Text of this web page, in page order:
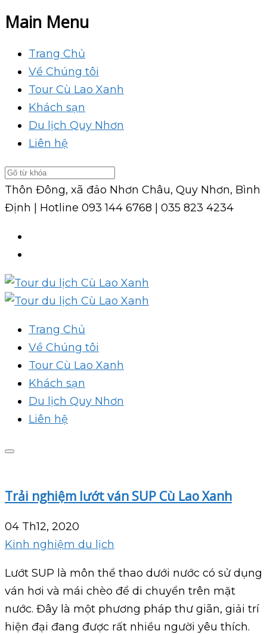
Main Menu
Trang Chủ
Về Chúng tôi
Tour Cù Lao Xanh
Khách sạn
Du lịch Quy Nhơn
Liên hệ
Thôn Đông, xã đảo Nhơn Châu, Quy Nhơn, Bình
Định | Hotline 093 144 6768 | 035 823 4234
Trang Chủ
Về Chúng tôi
Tour Cù Lao Xanh
Khách sạn
Du lịch Quy Nhơn
Liên hệ
Trải nghiệm lướt ván SUP Cù Lao Xanh
04 Th12, 2020
Kinh nghiệm du lịch
Lướt SUP là môn thể thao dưới nước có sử dụng
ván hơi và mái chèo để di chuyển trên mặt
nước. Đây là một phương pháp thư giãn, giải trí
hiện đại đang được rất nhiều người yêu thích.